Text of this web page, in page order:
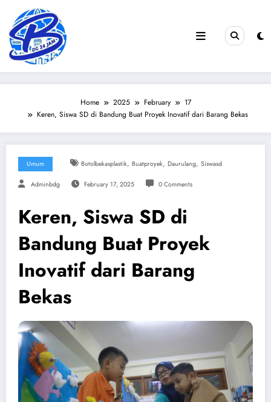
content
Home 2025 February
17
Keren, Siswa SD di Bandung Buat Proyek Inovatif dari Barang Bekas
Umum Botolbekasplastik, Buatproyek, Daurulang, Siswasd
Adminbdg February 17, 2025 0 Comments
Keren, Siswa SD di
Bandung Buat Proyek
Inovatif dari Barang
Bekas